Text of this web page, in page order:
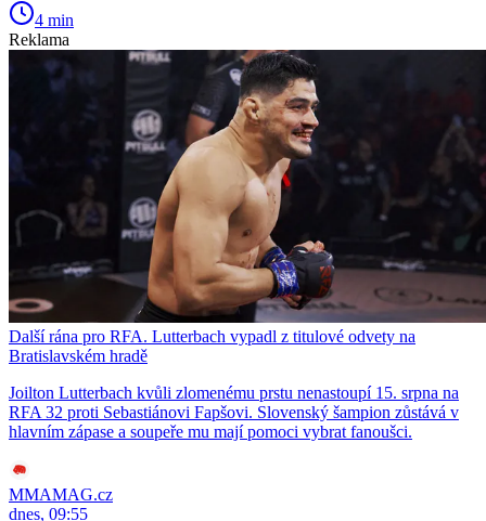
4 min
Reklama
Další rána pro RFA. Lutterbach vypadl z titulové odvety na
Bratislavském hradě
Joilton Lutterbach kvůli zlomenému prstu nenastoupí 15. srpna na
RFA 32 proti Sebastiánovi Fapšovi. Slovenský šampion zůstává v
hlavním zápase a soupeře mu mají pomoci vybrat fanoušci.
MMAMAG.cz
dnes, 09:55